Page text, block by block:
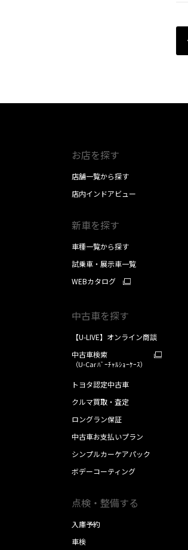
お店を探す
店舗一覧から探す
店内インドアビュー
新車を探す
車種一覧から探す
試乗車・展示車一覧
WEBカタログ
中古車を探す
【U-LIVE】オンライン商談
中古車検索
（U-Car ﾊﾞｰﾁｬﾙｼｮｰｹｰｽ）
トヨタ認定中古車
クルマ買取・査定
ロングラン保証
中古車お支払いプラン
シンプルカーケアパック
ボデーコーティング
点検・整備する
入庫予約
車検